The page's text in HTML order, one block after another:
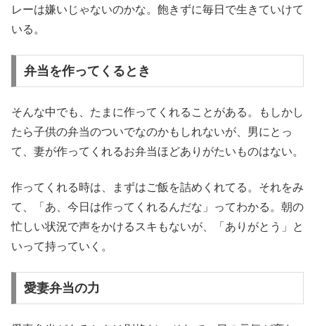
レーは嫌いじゃないのかな。飽きずに毎日で生きていけて
いる。
弁当を作ってくるとき
そんな中でも、たまに作ってくれることがある。もしかし
たら子供の弁当のついでなのかもしれないが、男にとっ
て、妻が作ってくれるお弁当ほどありがたいものはない。
作ってくれる時は、まずはご飯を詰めくれてる。それをみ
て、「あ、今日は作ってくれるんだな」ってわかる。朝の
忙しい状況で声をかけるスキもないが、「ありがとう」と
いって持っていく。
愛妻弁当の力